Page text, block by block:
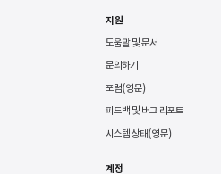
지원
도움말 및 문서
문의하기
포럼
피드백 및 버그 리포트
시스템 상태
계정